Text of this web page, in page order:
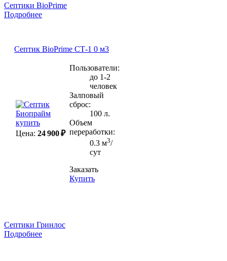
Септики BioPrime
Подробнее
Септик BioPrime СТ-1 0 м3
Цена: 24 900 ₽
Пользователи:
до 1-2
человек
Залповый
сброс:
100 л.
Объем
переработки:
0.3 м3/
сут
Заказать
Купить
Септики Гринлос
Подробнее